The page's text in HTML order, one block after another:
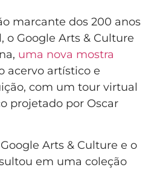
marcante dos 200 anos
o Google Arts & Culture
uma nova mostra
acervo artístico e
com um tour virtual
projetado por Oscar
Arts & Culture e o
em uma coleção